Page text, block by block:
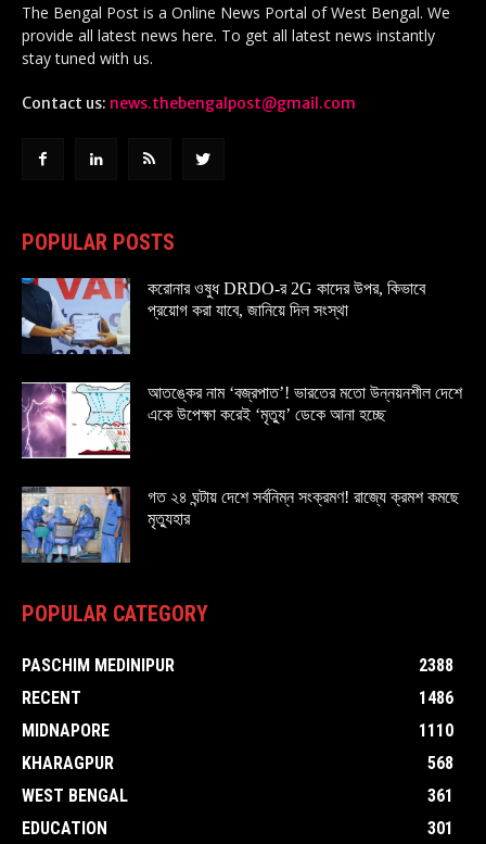
The Bengal Post is a Online News Portal of West Bengal. We
provide all latest news here. To get all latest news instantly
stay tuned with us.
Contact us: news.thebengalpost@gmail.com
POPULAR POSTS
করোনার ওষুধ DRDO-র 2G কাদের উপর, কিভাবে
প্রয়োগ করা যাবে, জানিয়ে দিল সংস্থা
আতঙ্কের নাম ‘বজ্রপাত’! ভারতের মতো উন্নয়নশীল দেশে
একে উপেক্ষা করেই ‘মৃত্যু’ ডেকে আনা হচ্ছে
গত ২৪ ঘন্টায় দেশে সর্বনিম্ন সংক্রমণ! রাজ্যে ক্রমশ কমছে
মৃত্যুহার
POPULAR CATEGORY
PASCHIM MEDINIPUR
2388
RECENT
1486
MIDNAPORE
1110
KHARAGPUR
568
WEST BENGAL
361
EDUCATION
301